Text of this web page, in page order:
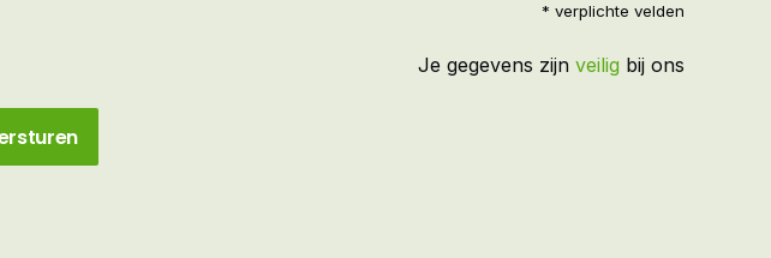
* verplichte velden
Je gegevens zijn veilig bij ons